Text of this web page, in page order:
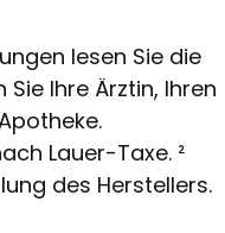
lesen Sie die
Ihre Ärztin, Ihren
Lauer-Taxe. ²
des Herstellers.